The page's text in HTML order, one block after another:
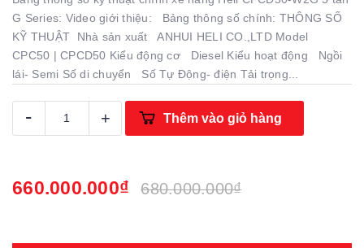
G Series: Video giới thiệu: Bảng thông số chính: THÔNG SỐ
KỸ THUẬT Nhà sản xuất ANHUI HELI CO.,LTD Model
CPC50 | CPCD50 Kiểu động cơ Diesel Kiểu hoạt động Ngồi
lái- Semi Số di chuyển Số Tự Động- điện Tải trọng...
- + Thêm vào giỏ hàng
660.000.000₫ 680.000.000₫